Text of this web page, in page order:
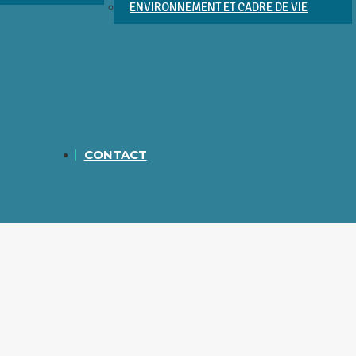
ENVIRONNEMENT ET CADRE DE VIE
CONTACT